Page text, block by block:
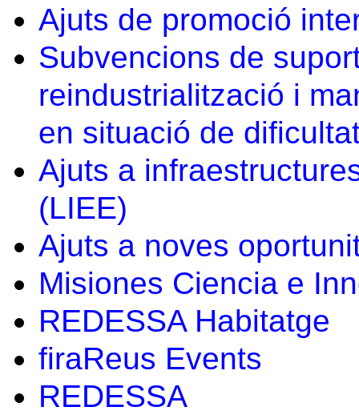
Ajuts de promoció
Subvencions de
reindustrialització i
en situació de
Ajuts a
(LIEE)
Ajuts a noves
Misiones Ciencia e
REDESSA Habitatge
firaReus Events
REDESSA